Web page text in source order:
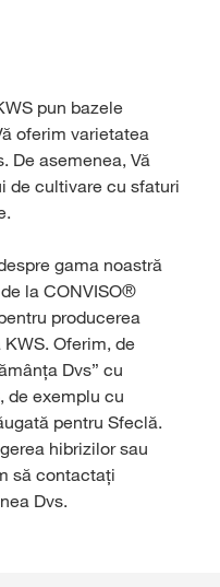
pun bazele
oferim varietatea
De asemenea, Vă
de cultivare cu sfaturi
gama noastră
la CONVISO®
producerea
Oferim, de
Dvs” cu
de exemplu cu
pentru Sfeclă.
hibrizilor sau
să contactați
Dvs.